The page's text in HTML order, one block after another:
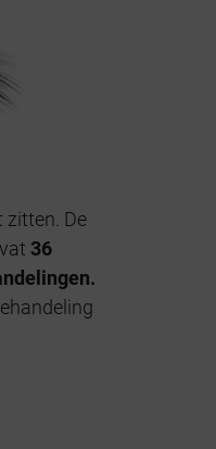
zitten. De
36